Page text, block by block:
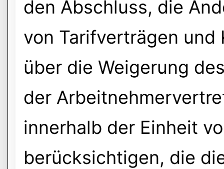
den Abschluss, die
von Tarifverträgen
über die Weigerung
der
innerhalb der Einheit
berücksichtigen, die